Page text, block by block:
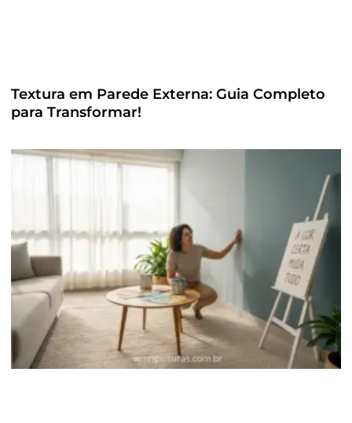
Textura em Parede Externa: Guia Completo
para Transformar!